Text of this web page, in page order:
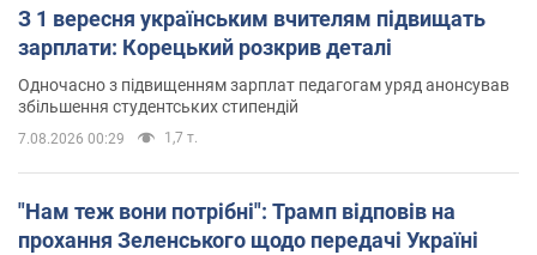
З 1 вересня українським вчителям підвищать
зарплати: Корецький розкрив деталі
Одночасно з підвищенням зарплат педагогам уряд анонсував
збільшення студентських стипендій
7.08.2026 00:29 1,7 т.
"Нам теж вони потрібні": Трамп відповів на
прохання Зеленського щодо передачі Україні